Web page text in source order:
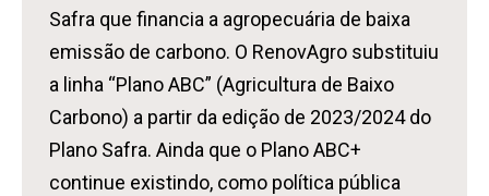
Safra que financia a agropecuária de baixa
emissão de carbono. O RenovAgro substituiu
a linha “Plano ABC” (Agricultura de Baixo
Carbono) a partir da edição de 2023/2024 do
Plano Safra. Ainda que o Plano ABC+
continue existindo, como política pública